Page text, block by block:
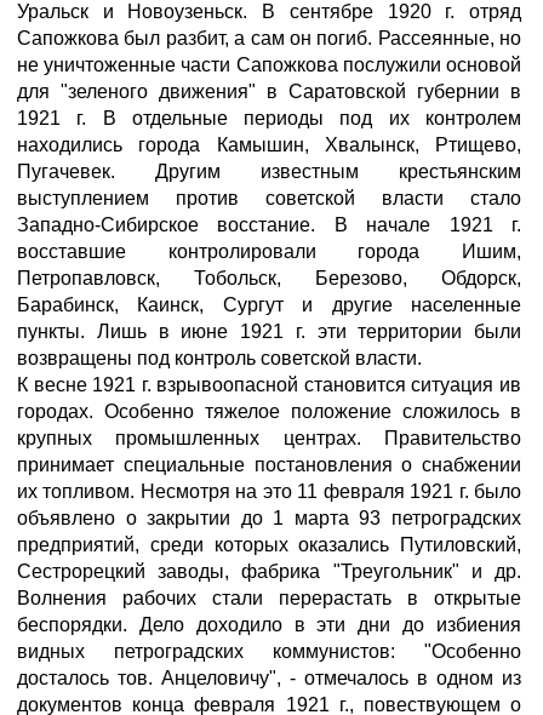
Уральск и Новоузеньск. В сентябре 1920 г. отряд
Сапожкова был разбит, а сам он погиб. Рассеянные, но
не уничтоженные части Сапожкова послужили основой
для "зеленого движения" в Саратовской губернии в
1921 г. В отдельные периоды под их контролем
находились города Камышин, Хвалынск, Ртищево,
Пугачевек. Другим известным крестьянским
выступлением против советской власти стало
Западно-Сибирское восстание. В начале 1921 г.
восставшие контролировали города Ишим,
Петропавловск, Тобольск, Березово, Обдорск,
Барабинск, Каинск, Сургут и другие населенные
пункты. Лишь в июне 1921 г. эти территории были
возвращены под контроль советской власти.
К весне 1921 г. взрывоопасной становится ситуация ив
городах. Особенно тяжелое положение сложилось в
крупных промышленных центрах. Правительство
принимает специальные постановления о снабжении
их топливом. Несмотря на это 11 февраля 1921 г. было
объявлено о закрытии до 1 марта 93 петроградских
предприятий, среди которых оказались Путиловский,
Сестрорецкий заводы, фабрика "Треугольник" и др.
Волнения рабочих стали перерастать в открытые
беспорядки. Дело доходило в эти дни до избиения
видных петроградских коммунистов: "Особенно
досталось тов. Анцеловичу", - отмечалось в одном из
документов конца февраля 1921 г., повествующем о